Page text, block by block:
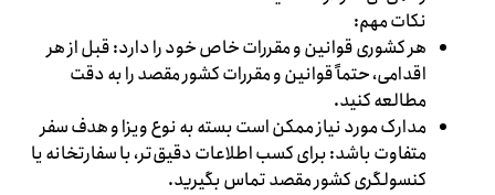
نکات مهم:
هر کشوری قوانین و مقررات خاص خود را دارد: قبل از هر
اقدامی، حتماً قوانین و مقررات کشور مقصد را به دقت
مطالعه کنید.
مدارک مورد نیاز ممکن است بسته به نوع ویزا و هدف سفر
متفاوت باشد: برای کسب اطلاعات دقیق‌تر، با سفارتخانه یا
کنسولگری کشور مقصد تماس بگیرید.